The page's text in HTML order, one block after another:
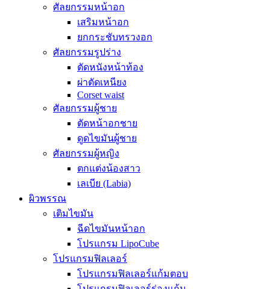
ศัลยกรรมหน้าอก
เสริมหน้าอก
ยกกระชับทรวงอก
ศัลยกรรมรูปร่าง
ตัดหนังหน้าท้อง
ผ่าตัดเหนียง
Corset waist
ศัลยกรรมผู้ชาย
ตัดหน้าอกชาย
ดูดไขมันผู้ชาย
ศัลยกรรมผู้หญิง
ตกแต่งน้องสาว
เลเบีย (Labia)
ผิวพรรณ
เติมไขมัน
ฉีดไขมันหน้าอก
โปรแกรม LipoCube
โปรแกรมฟิลเลอร์
โปรแกรมฟิลเลอร์แก้มตอบ